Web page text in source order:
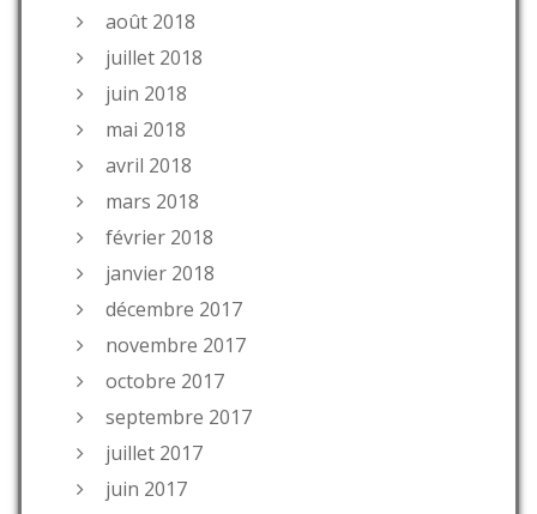
août 2018
juillet 2018
juin 2018
mai 2018
avril 2018
mars 2018
février 2018
janvier 2018
décembre 2017
novembre 2017
octobre 2017
septembre 2017
juillet 2017
juin 2017